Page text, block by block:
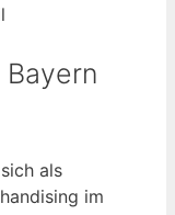
als
im